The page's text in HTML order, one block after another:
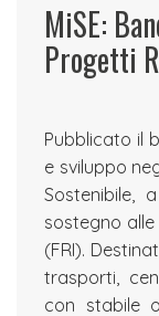
MiSE:
Progetti
Pubblicato il
e sviluppo
Sostenibile,
sostegno
(FRI).
trasporti,
con stabile